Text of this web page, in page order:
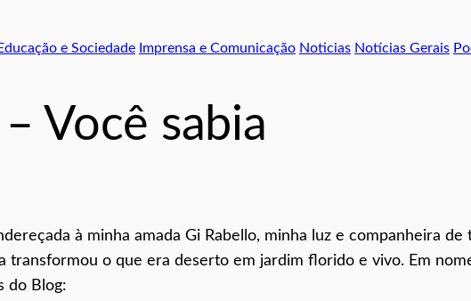
Educação e Sociedade Imprensa e Comunicação Noticias Notícias Gerais
Você sabia
à minha amada Gi Rabello, minha luz e companheira de
transformou o que era deserto em jardim florido e vivo. Em
do Blog: